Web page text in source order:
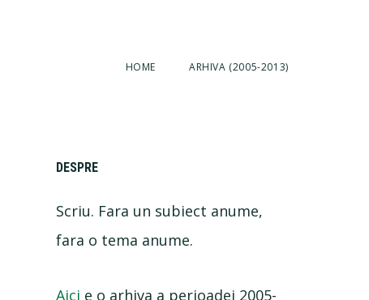
HOME ARHIVA (2005-2013)
Primary
Sidebar
DESPRE
Scriu. Fara un subiect anume,
fara o tema anume.
Aici e o arhiva a perioadei 2005-